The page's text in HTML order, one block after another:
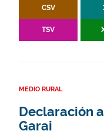
CSV
TSV
MEDIO RURAL
Declaración
Garai